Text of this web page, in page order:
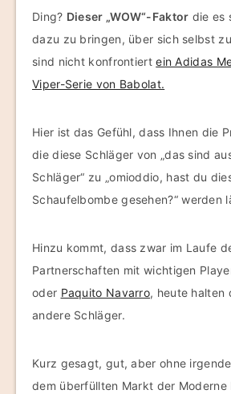
Ding? Dieser „WOW“-Faktor die es
dazu zu bringen, über sich selbst
sind nicht konfrontiertein Adidas
Viper-Serie von Babolat.
Hier ist das Gefühl, dass Ihnen die
die diese Schläger von „das sind
Schläger“ zu „omioddio, hast du
Schaufelbombe gesehen?“ werden
Hinzu kommt, dass zwar im Laufe
Partnerschaften mit wichtigen
oder Paquito Navarro, heute halten
andere Schläger.
Kurz gesagt, gut, aber ohne
dem überfüllten Markt der Moderne